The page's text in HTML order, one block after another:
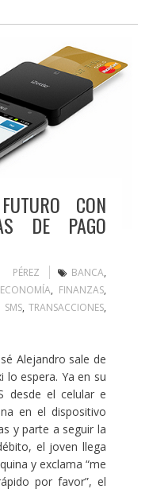
CON
DE PAGO
PÉREZ BANCA,
ECONOMÍA, FINANZAS,
SMS,TRANSACCIONES,
Alejandro sale de
lo espera. Ya en su
desde el celular e
en el dispositivo
y parte a seguir la
el joven llega
y exclama “me
por favor”, el